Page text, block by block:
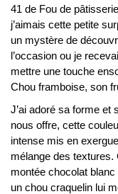
41 de Fou de
j’aimais cette petite
un mystère de
l’occasion ou je
mettre une touche
Chou framboise, son
J’ai adoré sa forme et
nous offre, cette
intense mis en
mélange des textures.
montée chocolat
un chou craquelin lui